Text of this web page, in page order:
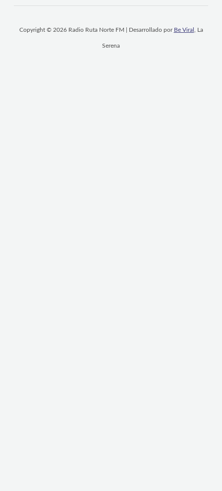
Copyright © 2026 Radio Ruta Norte FM | Desarrollado por Be Viral , La
Serena